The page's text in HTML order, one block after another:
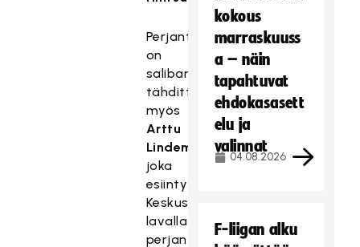
Perjantaina
on
salibandytapahtumaa
tähdittämässä
myös
Arttu
Lindeman
joka
esiintyy
Keskusaukion
lavalla
perjantaina
kokous
marraskuuss
a – näin
tapahtuvat
ehdokasasett
elu ja
valinnat
04.08.2026
F-liigan alku